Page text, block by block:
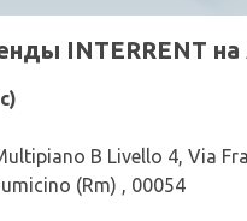
INTERRENT
B Livello 4, Via
(Rm) , 00054